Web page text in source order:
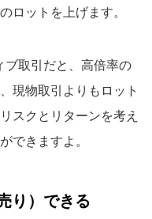
ロットを上げます。
取引だと、高倍率の
現物取引よりもロット
スクとリターンを考え
できますよ。
り）できる